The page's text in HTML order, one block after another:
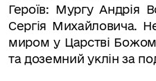
Героїв: Мургу Андрія
Сергія Михайловича.
миром у Царстві
та доземний уклін за